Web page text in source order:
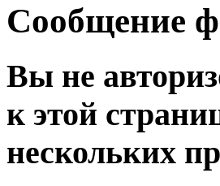
Сообщение
Вы не
к этой
нескольких